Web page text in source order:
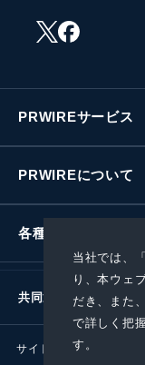
当社では、「
り、本ウェ
だき、また
で詳しく把
す。
PRWIREサービス
PRWIREについて
各種お問い合わせ
共同通信社グループ
サイトポリシー